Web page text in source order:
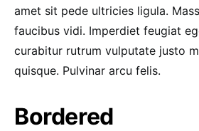
amet sit pede ultricies ligula.
faucibus vidi. Imperdiet feugiat
curabitur rutrum vulputate justo
quisque. Pulvinar arcu felis.
Bordered